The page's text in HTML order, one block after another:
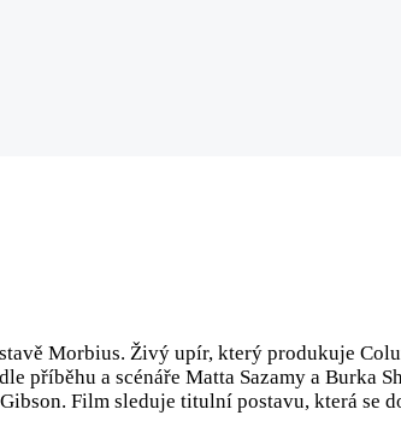
Morbius. Živý upír, který produkuje
příběhu a scénáře Matta Sazamy a Burka
Film sleduje titulní postavu, která se